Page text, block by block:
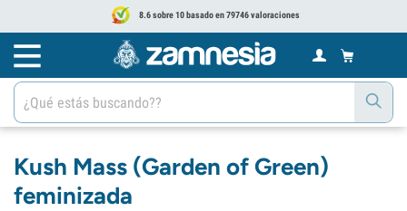
8.6 sobre 10 basado en 79746 valoraciones
Kush Mass (Garden of Green)
feminizada